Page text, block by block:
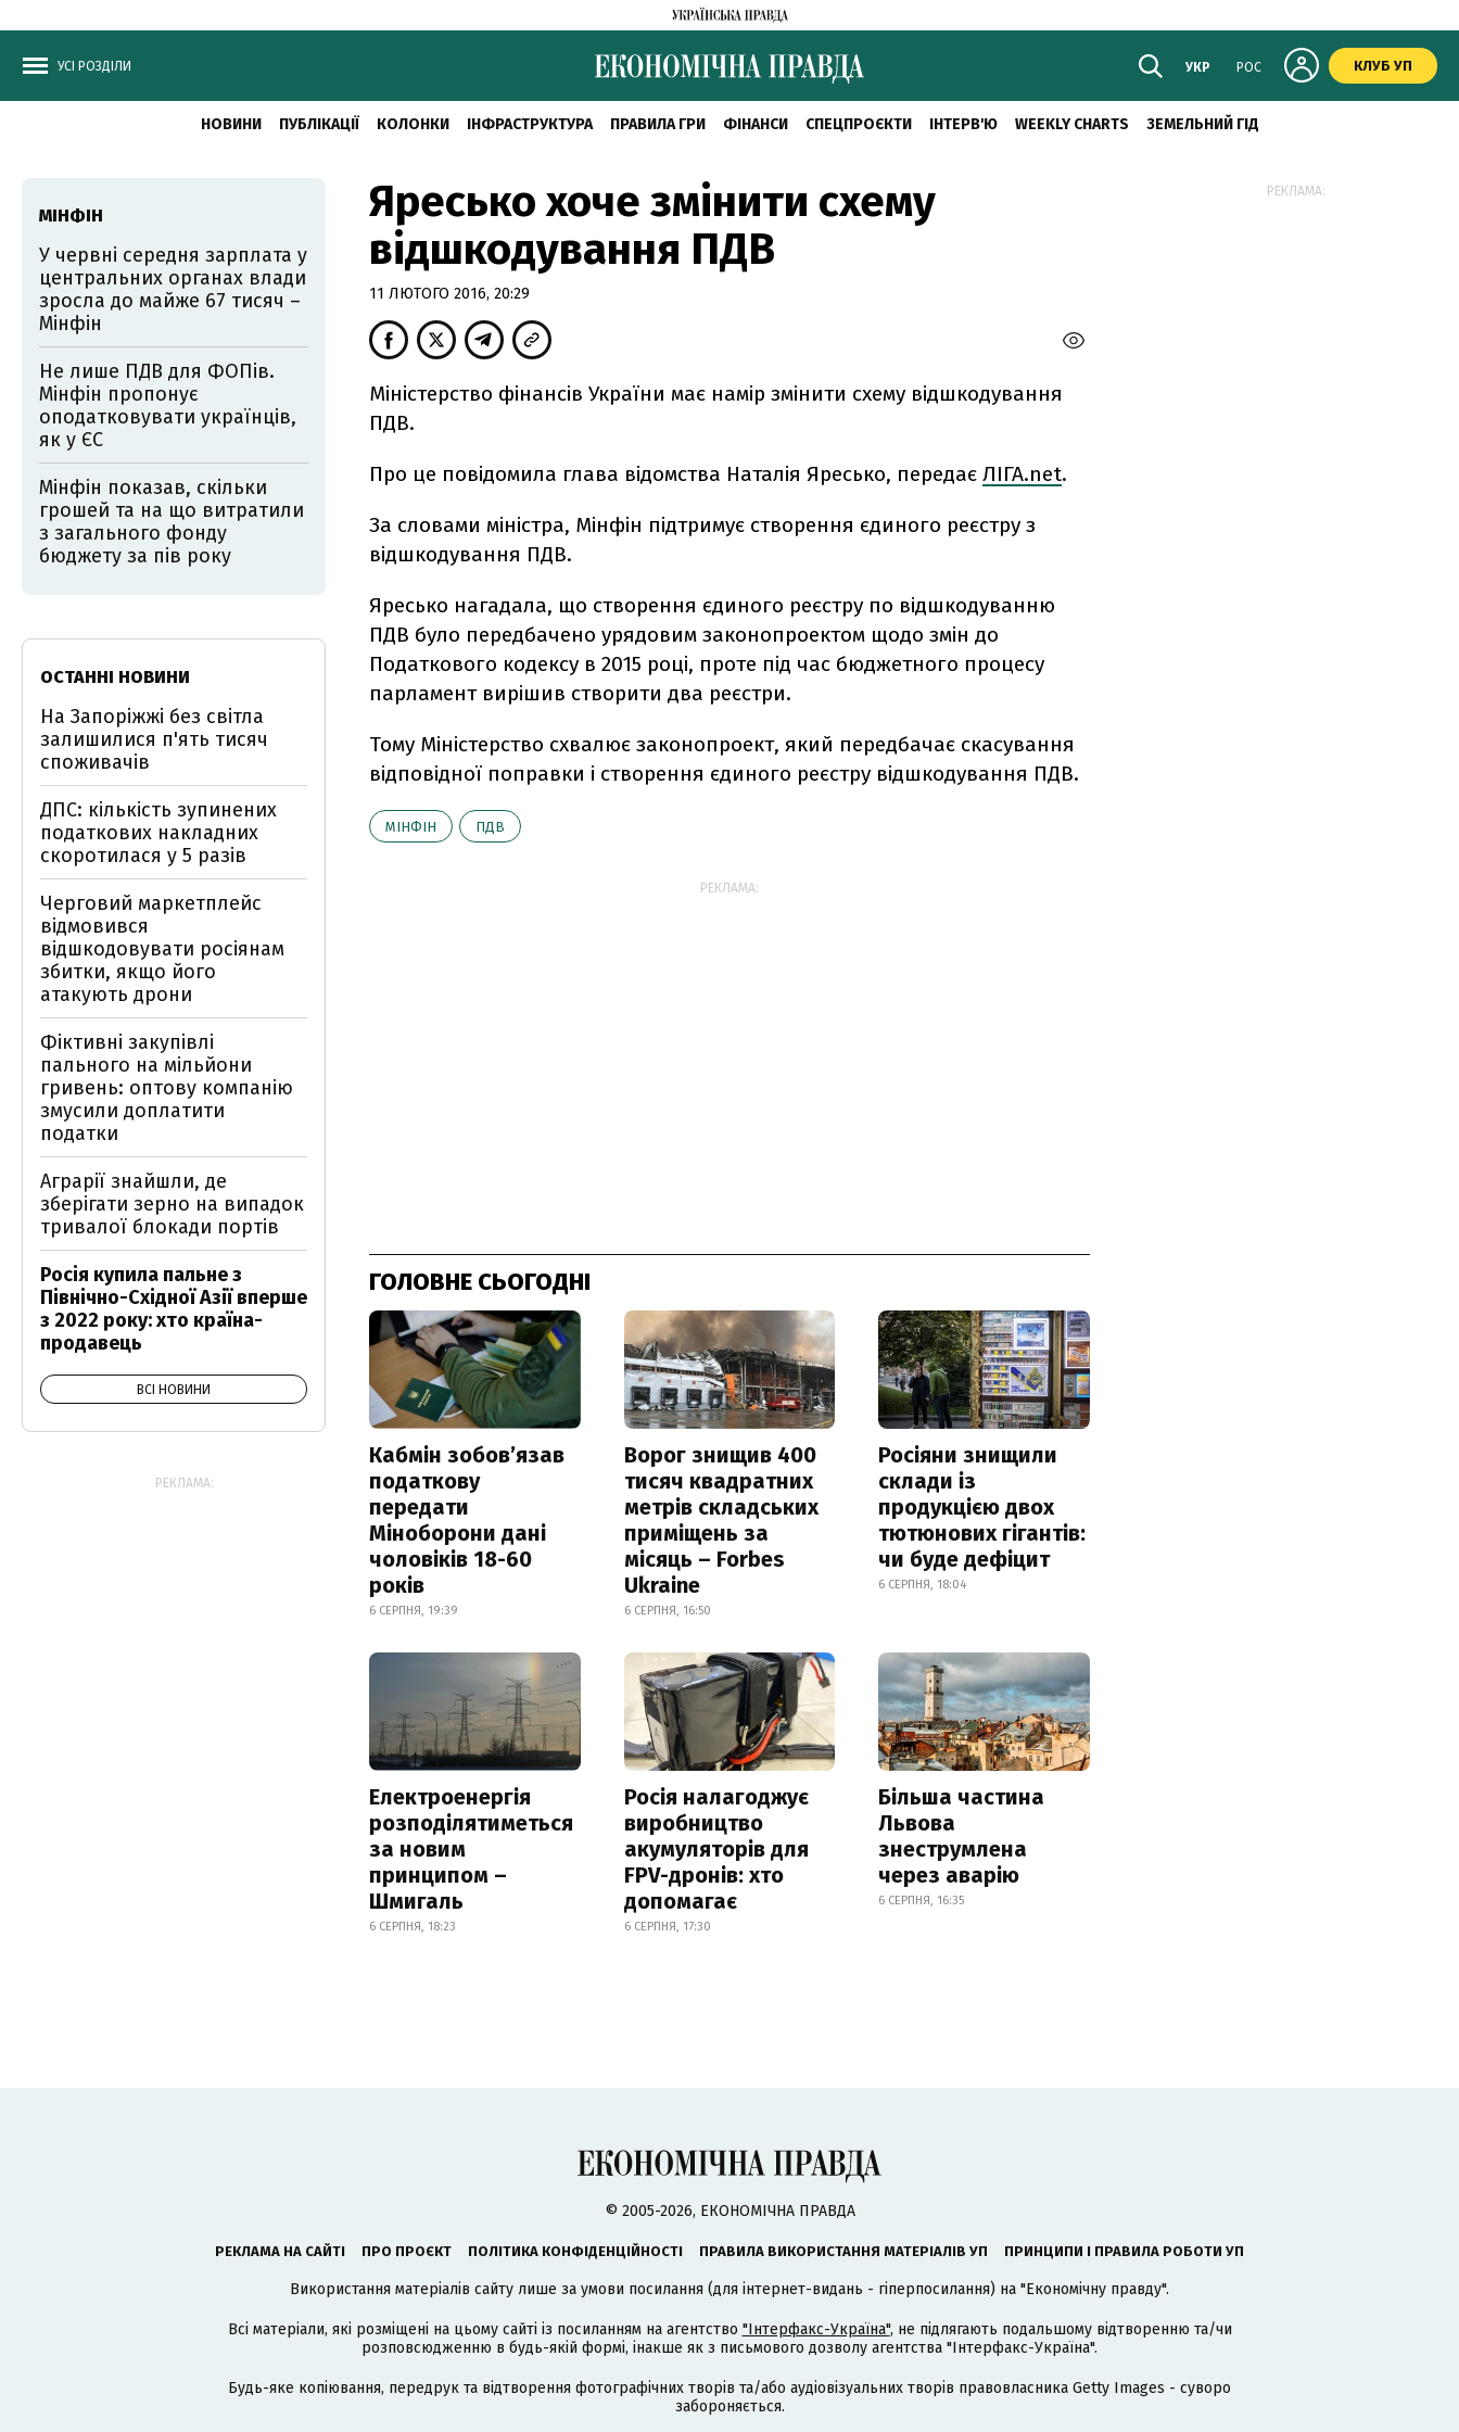
УСІ РОЗДІЛИ УКР РОС КЛУБ УП
НОВИНИ ПУБЛІКАЦІЇ КОЛОНКИ ІНФРАСТРУКТУРА ПРАВИЛА ГРИ ФІНАНСИ СПЕЦПРОЄКТИ ІНТЕРВ'Ю WEEKLY CHARTS ЗЕМЕЛЬНИЙ ГІД
Яресько хоче змінити схему
відшкодування ПДВ
11 ЛЮТОГО 2016, 20:29
Міністерство фінансів України має намір змінити схему відшкодування
ПДВ.
Про це повідомила глава відомства Наталія Яресько, передає ЛІГА.net.
За словами міністра, Мінфін підтримує створення єдиного реєстру з
відшкодування ПДВ.
Яресько нагадала, що створення єдиного реєстру по відшкодуванню
ПДВ було передбачено урядовим законопроектом щодо змін до
Податкового кодексу в 2015 році, проте під час бюджетного процесу
парламент вирішив створити два реєстри.
Тому Міністерство схвалює законопроект, який передбачає скасування
відповідної поправки і створення єдиного реєстру відшкодування ПДВ.
МІНФІН ПДВ
РЕКЛАМА:
ГОЛОВНЕ СЬОГОДНІ
Кабмін зобовʼязав
податкову
передати
Міноборони дані
чоловіків 18-60
років
6 СЕРПНЯ, 19:39
Ворог знищив 400
тисяч квадратних
метрів складських
приміщень за
місяць – Forbes
Ukraine
6 СЕРПНЯ, 16:50
Росіяни знищили
склади із
продукцією двох
тютюнових гігантів:
чи буде дефіцит
6 СЕРПНЯ, 18:04
Електроенергія
розподілятиметься
за новим
принципом –
Шмигаль
6 СЕРПНЯ, 18:23
Росія налагоджує
виробництво
акумуляторів для
FPV-дронів: хто
допомагає
6 СЕРПНЯ, 17:30
Більша частина
Львова
знеструмлена
через аварію
6 СЕРПНЯ, 16:35
МІНФІН
У червні середня зарплата у
центральних органах влади
зросла до майже 67 тисяч –
Мінфін
Не лише ПДВ для ФОПів.
Мінфін пропонує
оподатковувати українців,
як у ЄС
Мінфін показав, скільки
грошей та на що витратили
з загального фонду
бюджету за пів року
ОСТАННІ НОВИНИ
На Запоріжжі без світла
залишилися п'ять тисяч
споживачів
ДПС: кількість зупинених
податкових накладних
скоротилася у 5 разів
Черговий маркетплейс
відмовився
відшкодовувати росіянам
збитки, якщо його
атакують дрони
Фіктивні закупівлі
пального на мільйони
гривень: оптову компанію
змусили доплатити
податки
Аграрії знайшли, де
зберігати зерно на випадок
тривалої блокади портів
Росія купила пальне з
Північно-Східної Азії вперше
з 2022 року: хто країна-
продавець
ВСІ НОВИНИ
РЕКЛАМА:
РЕКЛАМА:
© 2005-2026, ЕКОНОМІЧНА ПРАВДА
РЕКЛАМА НА САЙТІ ПРО ПРОЄКТ ПОЛІТИКА КОНФІДЕНЦІЙНОСТІ ПРАВИЛА ВИКОРИСТАННЯ МАТЕРІАЛІВ УП ПРИНЦИПИ І ПРАВИЛА РОБОТИ УП
Використання матеріалів сайту лише за умови посилання (для інтернет-видань - гіперпосилання) на "Економічну правду".
Всі матеріали, які розміщені на цьому сайті із посиланням на агентство "Інтерфакс-Україна", не підлягають подальшому відтворенню та/чи
розповсюдженню в будь-якій формі, інакше як з письмового дозволу агентства "Інтерфакс-Україна".
Будь-яке копіювання, передрук та відтворення фотографічних творів та/або аудіовізуальних творів правовласника Getty Images - суворо
забороняється.